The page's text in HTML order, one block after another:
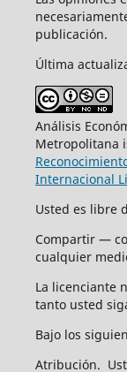
publicación.
Última
Análisis
Metropolitana
Internacional
Usted es libre
Compartir —
cualquier
La licenciante
tanto usted
Bajo los
Atribución.